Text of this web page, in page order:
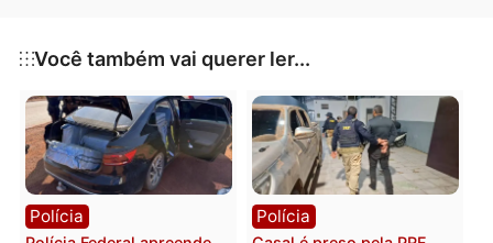
Categorias
Política